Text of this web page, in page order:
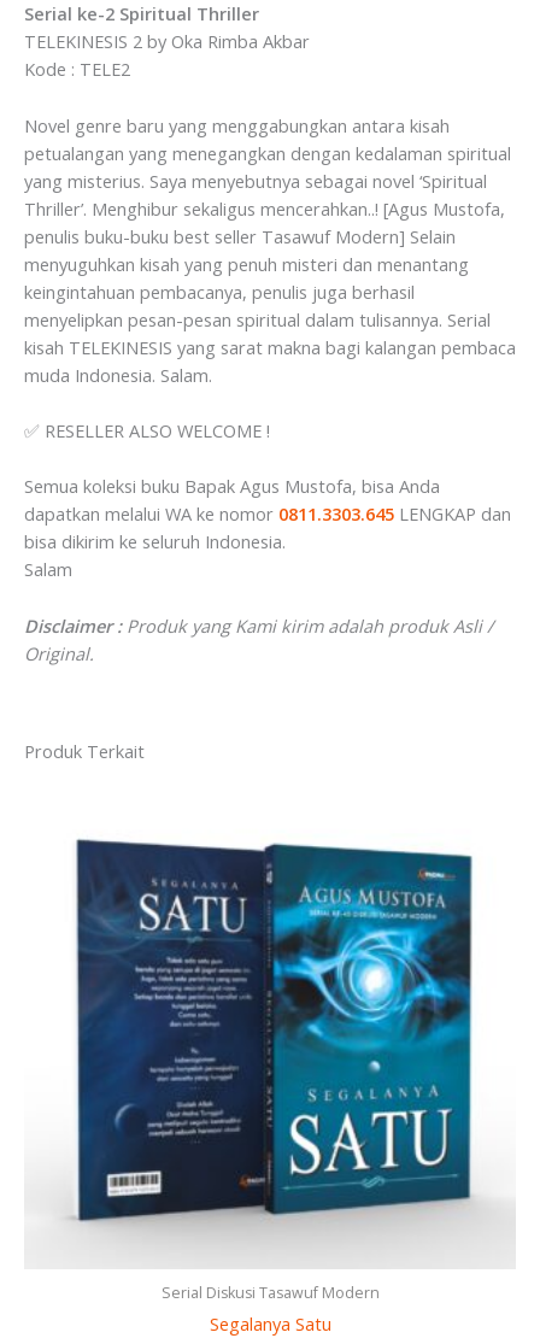
Serial ke-2 Spiritual Thriller
TELEKINESIS 2 by Oka Rimba Akbar
Kode : TELE2
Novel genre baru yang menggabungkan antara kisah
petualangan yang menegangkan dengan kedalaman spiritual
yang misterius. Saya menyebutnya sebagai novel ‘Spiritual
Thriller’. Menghibur sekaligus mencerahkan..! [Agus Mustofa,
penulis buku-buku best seller Tasawuf Modern] Selain
menyuguhkan kisah yang penuh misteri dan menantang
keingintahuan pembacanya, penulis juga berhasil
menyelipkan pesan-pesan spiritual dalam tulisannya. Serial
kisah TELEKINESIS yang sarat makna bagi kalangan pembaca
muda Indonesia. Salam.
✅ RESELLER ALSO WELCOME !
Semua koleksi buku Bapak Agus Mustofa, bisa Anda
dapatkan melalui⁣⁣⁣⁣⁣⁣⁣⁣⁣⁣⁣⁣⁣⁣⁣⁣⁣⁣⁣⁣⁣⁣⁣⁣ WA ke nomor 0811.3303.645 LENGKAP dan
bisa dikirim ⁣⁣⁣⁣⁣⁣⁣⁣⁣⁣⁣⁣⁣⁣⁣⁣⁣⁣⁣⁣⁣⁣⁣⁣⁣⁣⁣⁣⁣⁣⁣⁣⁣⁣⁣⁣⁣⁣ke seluruh Indonesia. ⁣⁣⁣⁣⁣⁣⁣⁣⁣⁣⁣⁣⁣⁣⁣⁣⁣⁣⁣⁣⁣⁣⁣⁣⁣⁣⁣⁣⁣⁣⁣⁣⁣⁣⁣⁣⁣⁣
Salam
Disclaimer :Produk yang Kami kirim adalah produk Asli /
Original.
Produk Terkait
Serial Diskusi Tasawuf Modern
Segalanya Satu